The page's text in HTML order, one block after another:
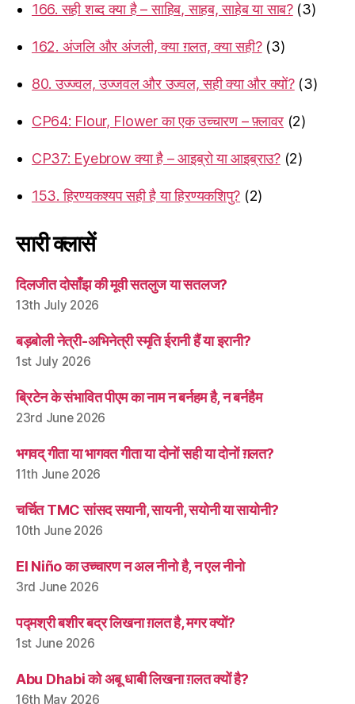
166. सही शब्द क्या है – साहिब, साहब, साहेब या साब? (3)
162. अंजलि और अंजली, क्या ग़लत, क्या सही? (3)
80. उज्ज्वल, उज्जवल और उज्वल, सही क्या और क्यों? (3)
CP64: Flour, Flower का एक उच्चारण – फ़्लावर (2)
CP37: Eyebrow क्या है – आइब्रो या आइब्राउ? (2)
153. हिरण्यकश्यप सही है या हिरण्यकशिपु? (2)
सारी क्लासें
दिलजीत दोसाँझ की मूवी सतलुज या सतलज?
13th July 2026
बड़बोली नेत्री-अभिनेत्री स्मृति ईरानी हैं या इरानी?
1st July 2026
ब्रिटेन के संभावित पीएम का नाम न बर्नहम है, न बर्नहैम
23rd June 2026
भगवद् गीता या भागवत गीता या दोनों सही या दोनों ग़लत?
11th June 2026
चर्चित TMC सांसद सयानी, सायनी, सयोनी या सायोनी?
10th June 2026
El Niño का उच्चारण न अल नीनो है, न एल नीनो
3rd June 2026
पद्मश्री बशीर बद्र लिखना ग़लत है, मगर क्यों?
1st June 2026
Abu Dhabi को अबू धाबी लिखना ग़लत क्यों है?
16th May 2026